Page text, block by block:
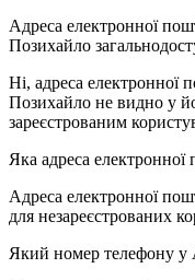
Адреса електронної
Позихайло
Ні, адреса електронної
Позихайло не видно у
зареєстрованим
Яка адреса
Адреса електронної
для незареєстрованих
Який номер телефону у